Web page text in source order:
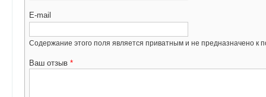
E-mail
Содержание этого поля является приватным и не предназначено к
Ваш отзыв *